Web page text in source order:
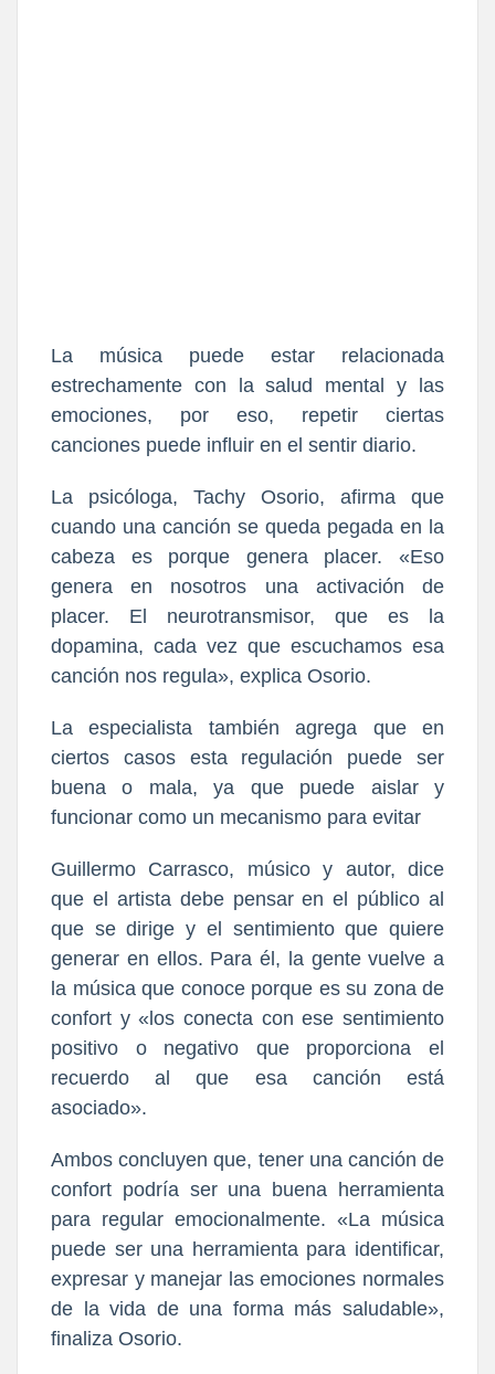
La música puede estar relacionada
estrechamente con la salud mental y las
emociones, por eso, repetir ciertas
canciones puede influir en el sentir diario.
La psicóloga, Tachy Osorio, afirma que
cuando una canción se queda pegada en la
cabeza es porque genera placer. «Eso
genera en nosotros una activación de
placer. El neurotransmisor, que es la
dopamina, cada vez que escuchamos esa
canción nos regula», explica Osorio.
La especialista también agrega que en
ciertos casos esta regulación puede ser
buena o mala, ya que puede aislar y
funcionar como un mecanismo para evitar
Guillermo Carrasco, músico y autor, dice
que el artista debe pensar en el público al
que se dirige y el sentimiento que quiere
generar en ellos. Para él, la gente vuelve a
la música que conoce porque es su zona de
confort y «los conecta con ese sentimiento
positivo o negativo que proporciona el
recuerdo al que esa canción está
asociado».
Ambos concluyen que, tener una canción de
confort podría ser una buena herramienta
para regular emocionalmente. «La música
puede ser una herramienta para identificar,
expresar y manejar las emociones normales
de la vida de una forma más saludable»,
finaliza Osorio.